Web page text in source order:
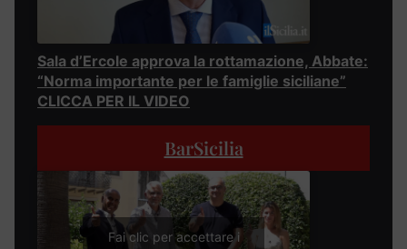
Sala d’Ercole approva la rottamazione, Abbate:
“Norma importante per le famiglie siciliane”
CLICCA PER IL VIDEO
BarSicilia
Fai clic per accettare i